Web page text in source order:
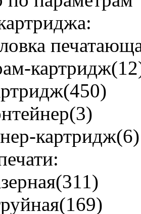
картридж
(450)
(3)
картридж(6)
(311)
(169)